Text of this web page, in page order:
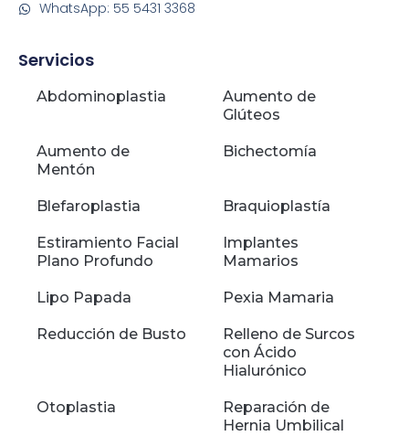
Servicios
Abdominoplastia
Aumento de
Glúteos
Aumento de
Mentón
Bichectomía
Blefaroplastia Braquioplastía
Estiramiento Facial
Plano Profundo
Implantes
Mamarios
Lipo Papada Pexia Mamaria
Reducción de Busto
Relleno de Surcos
con Ácido
Hialurónico
Otoplastia
Reparación de
Hernia Umbilical
WhatsApp: 55 5431 3368